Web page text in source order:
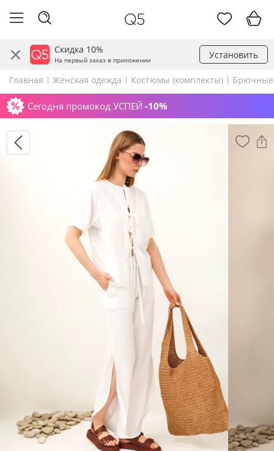
Скидка 10%
На первый заказ в приложении Установить
Главная Женская одежда Костюмы (комплекты)
Сегодня промокод УСПЕЙ -10%